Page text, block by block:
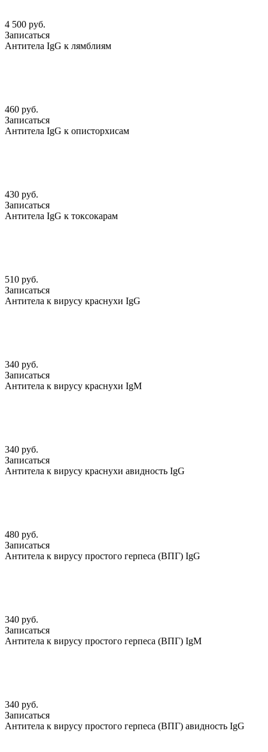
4 500 руб.
Записаться
Антитела IgG к лямблиям
460 руб.
Записаться
Антитела IgG к описторхисам
430 руб.
Записаться
Антитела IgG к токсокарам
510 руб.
Записаться
Антитела к вирусу краснухи IgG
340 руб.
Записаться
Антитела к вирусу краснухи IgМ
340 руб.
Записаться
Антитела к вирусу краснухи авидность IgG
480 руб.
Записаться
Антитела к вирусу простого герпеса (ВПГ) IgG
340 руб.
Записаться
Антитела к вирусу простого герпеса (ВПГ) IgМ
340 руб.
Записаться
Антитела к вирусу простого герпеса (ВПГ) авидность IgG